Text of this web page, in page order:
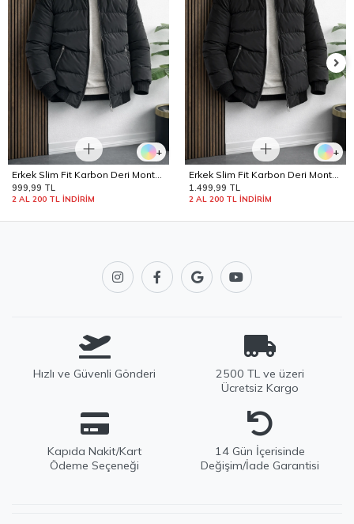
+
Erkek Slim Fit Karbon Deri Mont
Füme Edw440
999,99 TL
2 AL 200 TL İNDİRİM
+
Erkek Slim Fit Karbon Deri Mont
Siyah Edw440
1.499,99 TL
2 AL 200 TL İNDİRİM
Hızlı ve Güvenli Gönderi
2500 TL ve üzeri
Ücretsiz Kargo
Kapıda Nakit/Kart
Ödeme Seçeneği
14 Gün İçerisinde
Değişim/İade Garantisi